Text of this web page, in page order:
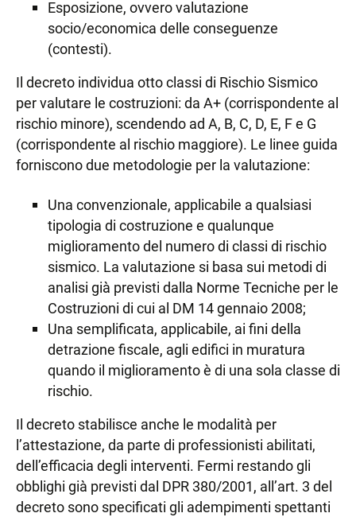
Esposizione, ovvero valutazione
socio/economica delle conseguenze
(contesti).
Il decreto individua otto classi di Rischio Sismico
per valutare le costruzioni: da A+ (corrispondente al
rischio minore), scendendo ad A, B, C, D, E, F e G
(corrispondente al rischio maggiore). Le linee guida
forniscono due metodologie per la valutazione:
Una convenzionale, applicabile a qualsiasi
tipologia di costruzione e qualunque
miglioramento del numero di classi di rischio
sismico. La valutazione si basa sui metodi di
analisi già previsti dalla Norme Tecniche per le
Costruzioni di cui al DM 14 gennaio 2008;
Una semplificata, applicabile, ai fini della
detrazione fiscale, agli edifici in muratura
quando il miglioramento è di una sola classe di
rischio.
Il decreto stabilisce anche le modalità per
l’attestazione, da parte di professionisti abilitati,
dell’efficacia degli interventi. Fermi restando gli
obblighi già previsti dal DPR 380/2001, all’art. 3 del
decreto sono specificati gli adempimenti spettanti